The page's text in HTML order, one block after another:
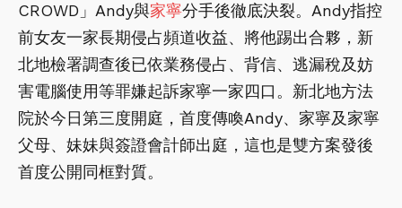
CROWD」Andy與家寧分手後徹底決裂。Andy指控
前女友一家長期侵占頻道收益、將他踢出合夥，新
北地檢署調查後已依業務侵占、背信、逃漏稅及妨
害電腦使用等罪嫌起訴家寧一家四口。新北地方法
院於今日第三度開庭，首度傳喚Andy、家寧及家寧
父母、妹妹與簽證會計師出庭，這也是雙方案發後
首度公開同框對質。